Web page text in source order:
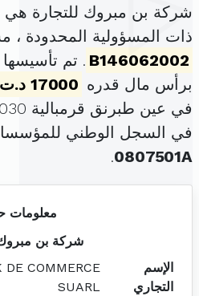
شركة بن مبروك للتجارة
ذات المسؤولية المحدودة ،
B146062002
برأس مال قدره 17000 د.ت
في عين طبرنق قرمبالية 8030 (
في السجل الوطني
0807501A
.
معلومات
شركة بن مبروك
الإسم
التجاري
DE COMMERCE
SUARL